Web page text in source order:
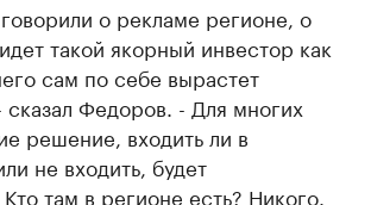
о рекламе регионе, о
такой якорный инвестор как
сам по себе вырастет
сказал Федоров. - Для многих
решение, входить ли в
не входить, будет
там в регионе есть? Никого.